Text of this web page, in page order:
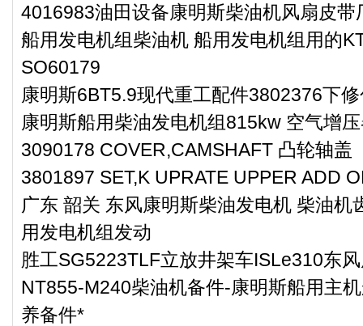
4016983油田设备康明斯柴油机风扇皮带
船用发电机组柴油机 船用发电机组用的
SO60179
康明斯6BT5.9现代重工配件3802376下
康明斯船用柴油发电机组815kw 空气增
3090178 COVER,CAMSHAFT 凸轮轴盖
3801897 SET,K UPRATE UPPER ADD
广东 韶关 东风康明斯柴油发电机 柴油机
用发电机组发动
胜工SG5223TLF立放井架车ISLe310东
NT855-M240柴油机备件-康明斯船用主
养备件*